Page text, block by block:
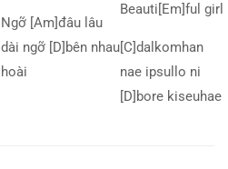
Ngỡ [Am]đâu lâu
dài ngỡ [D]bên nhau
hoài
Beauti[Em]ful girl
[C]dalkomhan
nae ipsullo ni
[D]bore kiseuhae